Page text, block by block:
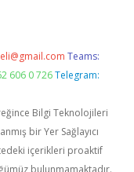
Teams:
606 0 726 Telegram:
Bilgi Teknolojileri
bir Yer Sağlayıcı
içerikleri proaktif
bulunmamaktadır.